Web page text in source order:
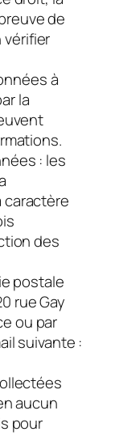
de
vérifier
à
la
: les
caractère
des
postale
rue Gay
ou par
suivante :
aucun
pour